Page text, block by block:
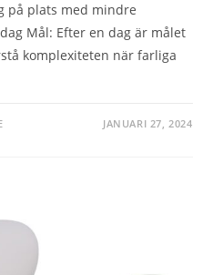
på plats med mindre
Mål: Efter en dag är målet
komplexiteten när farliga
FÖR JANUARI 27, 2024